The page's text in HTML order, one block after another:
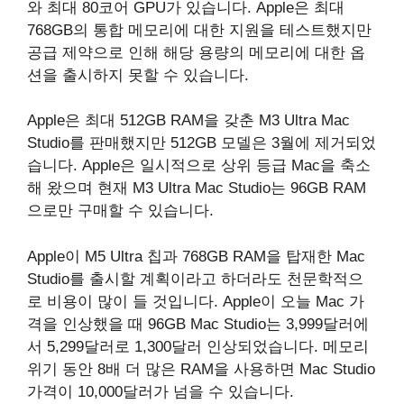
와 최대 80코어 GPU가 있습니다. Apple은 최대
768GB의 통합 메모리에 대한 지원을 테스트했지만
공급 제약으로 인해 해당 용량의 메모리에 대한 옵
션을 출시하지 못할 수 있습니다.
Apple은 최대 512GB RAM을 갖춘 M3 Ultra ‌Mac
Studio‌를 판매했지만 512GB 모델은 3월에 제거되었
습니다. Apple은 일시적으로 상위 등급 Mac을 축소
해 왔으며 현재 M3 Ultra ‌Mac Studio‌는 96GB RAM
으로만 구매할 수 있습니다.
Apple이 M5 Ultra 칩과 768GB RAM을 탑재한 Mac
Studio를 출시할 계획이라고 하더라도 천문학적으
로 비용이 많이 들 것입니다. Apple이 오늘 Mac 가
격을 인상했을 때 96GB Mac Studio는 3,999달러에
서 5,299달러로 1,300달러 인상되었습니다. 메모리
위기 동안 8배 더 많은 RAM을 사용하면 ‌Mac Studio‌
가격이 10,000달러가 넘을 수 있습니다.